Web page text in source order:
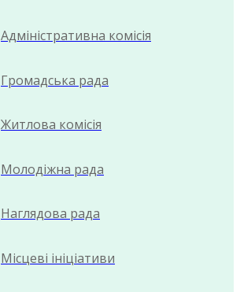
Адміністративна комісія
Громадська рада
Житлова комісія
Молодіжна рада
Наглядова рада
Місцеві ініціативи